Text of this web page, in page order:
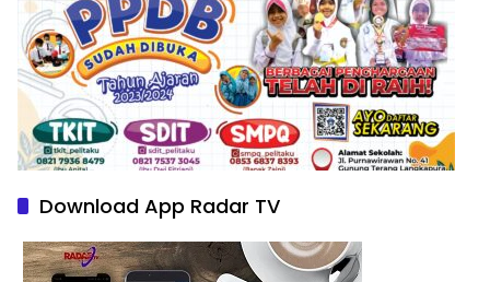
Download App Radar TV